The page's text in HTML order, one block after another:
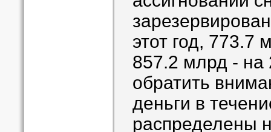
этот год, 773.7
857.2 млрд - на
обратить
деньги в
распределены